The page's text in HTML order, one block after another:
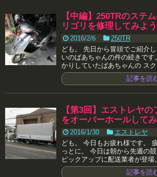
【中編】250TRのステ
リゴリを修理してみよう
2016/2/6
250TR
ども。 先日から冒頭でご紹介
いのばあちゃんの件の続きで
かりしていたばあちゃんの スク
記事を読
【第3回】エストレヤ
をオーバーホールしてみ
2016/1/30
エストレヤ
ども。 今日もお疲れ様です。
っとに。 今日は朝から先週の
ピックアップに配送業者が登場
記事を読